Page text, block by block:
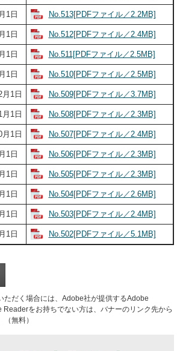
1日 No.513[PDFファイル／2.2MB]
1日 No.512[PDFファイル／2.4MB]
1日 No.511[PDFファイル／2.5MB]
1日 No.510[PDFファイル／2.5MB]
月1日 No.509[PDFファイル／3.7MB]
月1日 No.508[PDFファイル／2.3MB]
月1日 No.507[PDFファイル／2.4MB]
1日 No.506[PDFファイル／2.3MB]
1日 No.505[PDFファイル／2.3MB]
1日 No.504[PDFファイル／2.6MB]
1日 No.503[PDFファイル／2.4MB]
1日 No.502[PDFファイル／5.1MB]
ただく場合には、Adobe社が提供するAdobe
Readerをお持ちでない方は、バナーのリンク先から
無料）